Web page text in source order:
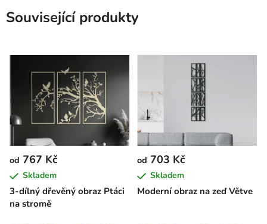
Související produkty
3-dílný dřevěný obraz Ptáci
na stromě
od 767 Kč
Skladem
Moderní obraz na zeď Větve
od 703 Kč
Skladem